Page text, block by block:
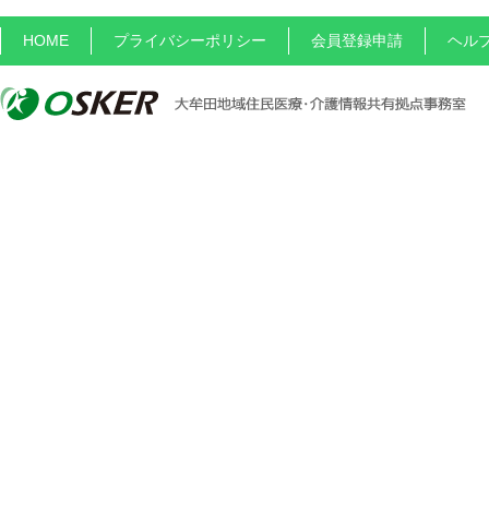
HOME プライバシーポリシー 会員登録申請 ヘル